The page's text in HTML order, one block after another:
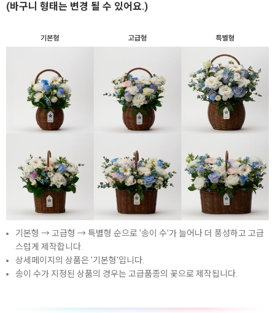
(바구니 형태는 변경 될 수 있어요.)
기본형 → 고급형 → 특별형 순으로 '송이 수'가 늘어나 더 풍성하고 고급
스럽게 제작합니다.
상세페이지의 상품은 '기본형'입니다.
송이 수가 지정된 상품의 경우는 고급품종의 꽃으로 제작됩니다.